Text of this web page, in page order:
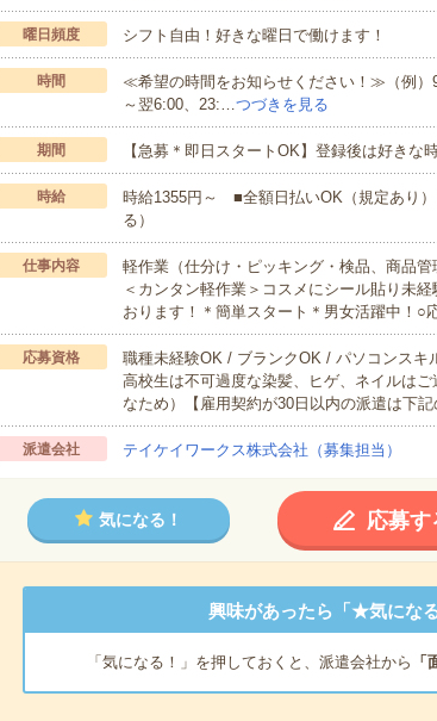
曜日頻度 シフト自由！好きな曜日で働けます！
時間
≪希望の時間をお知らせください！≫（例）
～翌6:00、23:…つづきを見る
期間 【急募＊即日スタートOK】登録後は好きな
時給
時給1355円～ ■全額日払いOK（規定あり
る）
仕事内容
軽作業（仕分け・ピッキング・検品、商品管
＜カンタン軽作業＞コスメにシール貼り未
おります！＊簡単スタート＊男女活躍中！○
応募資格
職種未経験OK / ブランクOK / パソコンスキ
高校生は不可過度な染髪、ヒゲ、ネイルは
なため）【雇用契約が30日以内の派遣は下
派遣会社 テイケイワークス株式会社（募集担当）
気になる！ 応募す
興味があったら「★気にな
「気になる！」を押しておくと、派遣会社から 「